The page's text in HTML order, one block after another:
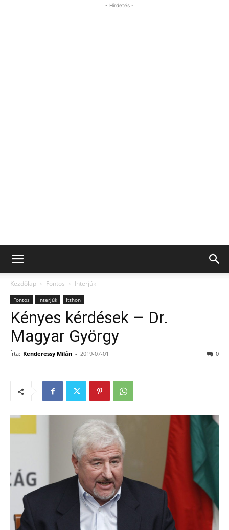
- Hirdetés -
Kezdőlap Fontos Interjúk
Fontos Interjúk Itthon
Kényes kérdések – Dr.
Magyar György
Írta: Kenderessy Milán - 2019-07-01 0